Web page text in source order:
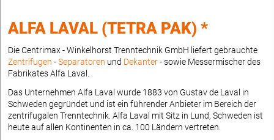
ALFA LAVAL (TETRA PAK) *
Die Centrimax - Winkelhorst Trenntechnik GmbH liefert gebrauchte
Zentrifugen -Separatoren und Dekanter- sowie Messermischer des
Fabrikates Alfa Laval.
Das Unternehmen Alfa Laval wurde 1883 von Gustav de Laval in
Schweden gegründet und ist ein führender Anbieter im Bereich der
zentrifugalen Trenntechnik. Alfa Laval mit Sitz in Lund, Schweden ist
heute auf allen Kontinenten in ca. 100 Ländern vertreten.